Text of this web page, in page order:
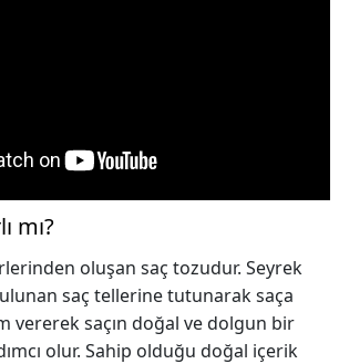
mı?
oluşan saç tozudur. Seyrek
saç tellerine tutunarak saça
vererek saçın doğal ve dolgun bir
olur. Sahip olduğu doğal içerik